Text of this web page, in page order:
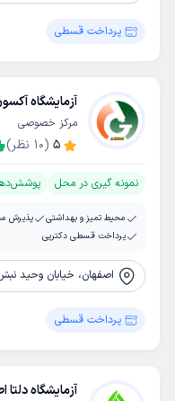
پرداخت قسطی
آزمایشگاه
مرکز خصوصی
5
(
10 نظر)
نمونه گیری در محل
محیط تمیز و بهداشتی پذیرش
پرداخت قسطی دکترپی
اصفهان، خیابان وحید
پرداخت قسطی
آزمایشگاه دلتا